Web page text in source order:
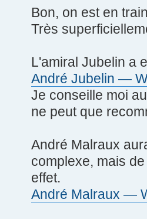
Bon, on est en
Très
L'amiral Jubelin a
André Jubelin —
Je conseille moi
ne peut que
André Malraux
complexe, mais
effet.
André Malraux —